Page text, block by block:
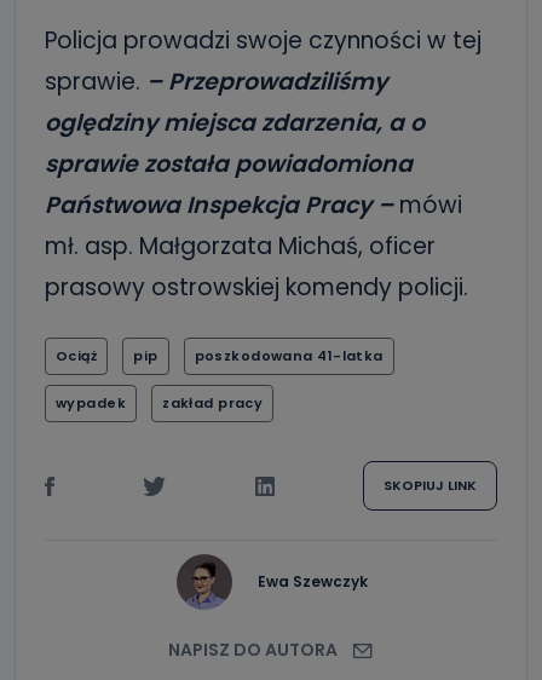
Policja prowadzi swoje czynności w tej
sprawie. – Przeprowadziliśmy
oględziny miejsca zdarzenia, a o
sprawie została powiadomiona
Państwowa Inspekcja Pracy – mówi
mł. asp. Małgorzata Michaś, oficer
prasowy ostrowskiej komendy policji.
Ociąż pip poszkodowana 41-latka
wypadek zakład pracy
SKOPIUJ LINK
Ewa Szewczyk
NAPISZ DO AUTORA